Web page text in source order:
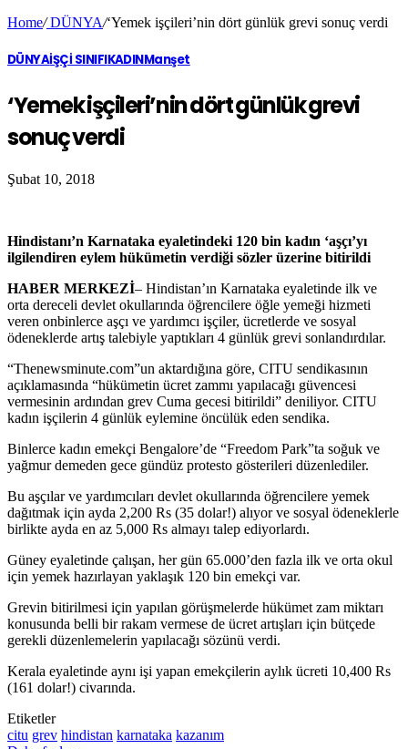
Home/DÜNYA/‘Yemek işçileri’nin dört günlük grevi sonuç verdi
DÜNYAİŞÇİ SINIFIKADINManşet
‘Yemek işçileri’nin dört günlük grevi
sonuç verdi
Şubat 10, 2018
Hindistanı’n Karnataka eyaletindeki 120 bin kadın ‘aşçı’yı
ilgilendiren eylem hükümetin verdiği sözler üzerine bitirildi
HABER MERKEZİ– Hindistan’ın Karnataka eyaletinde ilk ve
orta dereceli devlet okullarında öğrencilere öğle yemeği hizmeti
veren onbinlerce aşçı ve yardımcı işçiler, ücretlerde ve sosyal
ödeneklerde artış talebiyle yaptıkları 4 günlük grevi sonlandırdılar.
“Thenewsminute.com”un aktardığına göre, CITU sendikasının
açıklamasında “hükümetin ücret zammı yapılacağı güvencesi
vermesinin ardından grev Cuma gecesi bitirildi” deniliyor. CITU
kadın işçilerin 4 günlük eylemine öncülük eden sendika.
Binlerce kadın emekçi Bengalore’de “Freedom Park”ta soğuk ve
yağmur demeden gece gündüz protesto gösterileri düzenlediler.
Bu aşçılar ve yardımcıları devlet okullarında öğrencilere yemek
dağıtmak için ayda 2,200 Rs (35 dolar!) alıyor ve sosyal ödeneklerle
birlikte ayda en az 5,000 Rs almayı talep ediyorlardı.
Güney eyaletinde çalışan, her gün 65.000’den fazla ilk ve orta okul
için yemek hazırlayan yaklaşık 120 bin emekçi var.
Grevin bitirilmesi için yapılan görüşmelerde hükümet zam miktarı
konusunda belli bir rakam vermese de ücret artışları için bütçede
gerekli düzenlemelerin yapılacağı sözünü verdi.
Kerala eyaletinde aynı işi yapan emekçilerin aylık ücreti 10,400 Rs
(161 dolar!) civarında.
Etiketler
citu grev hindistan karnataka kazanım